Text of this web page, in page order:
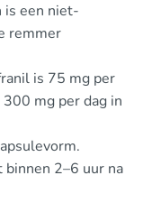
is een niet-
remmer
is 75 mg per
mg per dag in
2–6 uur na